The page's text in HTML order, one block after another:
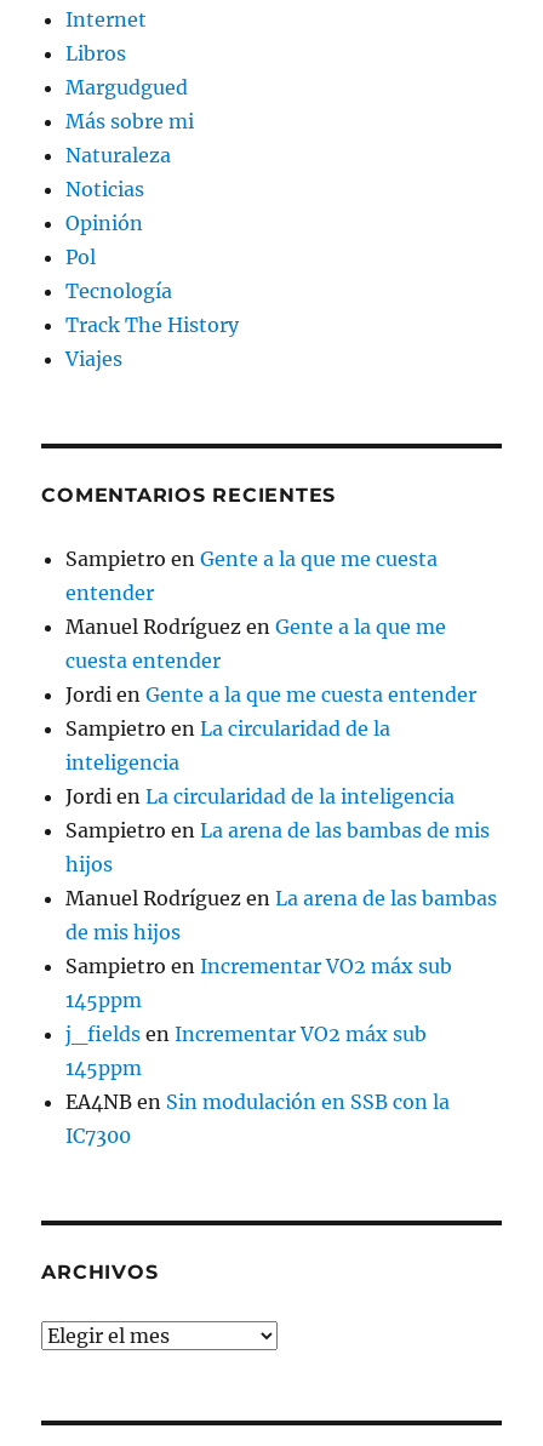
Internet
Libros
Margudgued
Más sobre mi
Naturaleza
Noticias
Opinión
Pol
Tecnología
Track The History
Viajes
COMENTARIOS RECIENTES
Sampietro enGente a la que me cuesta
entender
Manuel Rodríguez enGente a la que me
cuesta entender
Jordi enGente a la que me cuesta entender
Sampietro enLa circularidad de la
inteligencia
Jordi enLa circularidad de la inteligencia
Sampietro enLa arena de las bambas de mis
hijos
Manuel Rodríguez enLa arena de las bambas
de mis hijos
Sampietro enIncrementar VO2 máx sub
145ppm
j_fields enIncrementar VO2 máx sub
145ppm
EA4NB en Sin modulación en SSB con la
IC7300
ARCHIVOS
Archivos